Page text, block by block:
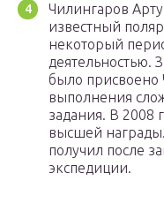
Чилингаров
известный
некоторый
деятельностью.
было присвоено
выполнения
задания. В 2008
высшей
получил после
экспедиции.